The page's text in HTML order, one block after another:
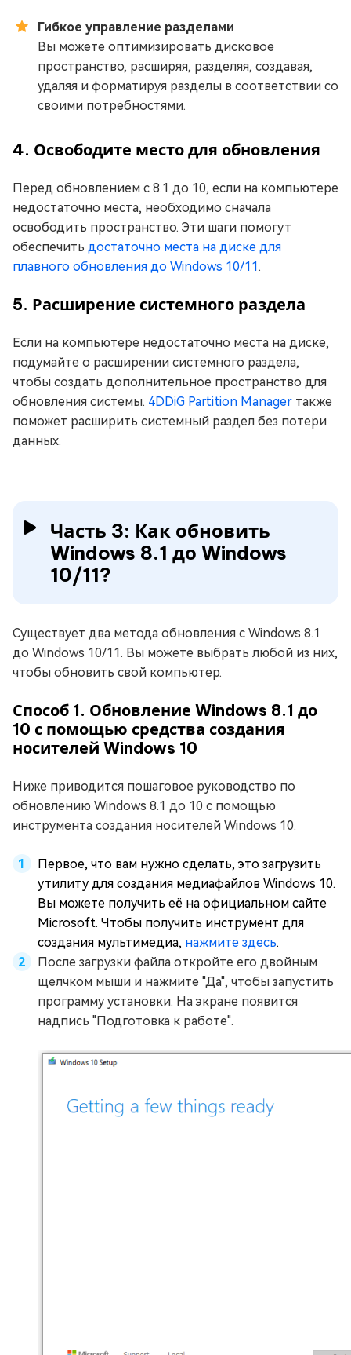
Гибкое управление разделами
Вы можете оптимизировать дисковое
пространство, расширяя, разделяя, создавая,
удаляя и форматируя разделы в соответствии со
своими потребностями.
4. Освободите место для обновления
Перед обновлением с 8.1 до 10, если на компьютере
недостаточно места, необходимо сначала
освободить пространство. Эти шаги помогут
обеспечить достаточно места на диске для
плавного обновления до Windows 10/11 .
5. Расширение системного раздела
Если на компьютере недостаточно места на диске,
подумайте о расширении системного раздела,
чтобы создать дополнительное пространство для
обновления системы. 4DDiG Partition Manager также
поможет расширить системный раздел без потери
данных.
Часть 3: Как обновить
Windows 8.1 до Windows
10/11?
Существует два метода обновления с Windows 8.1
до Windows 10/11. Вы можете выбрать любой из них,
чтобы обновить свой компьютер.
Способ 1. Обновление Windows 8.1 до
10 с помощью средства создания
носителей Windows 10
Ниже приводится пошаговое руководство по
обновлению Windows 8.1 до 10 с помощью
инструмента создания носителей Windows 10.
Первое, что вам нужно сделать, это загрузить
утилиту для создания медиафайлов Windows 10.
Вы можете получить её на официальном сайте
Microsoft. Чтобы получить инструмент для
создания мультимедиа, нажмите здесь.
После загрузки файла откройте его двойным
щелчком мыши и нажмите "Да", чтобы запустить
программу установки. На экране появится
надпись "Подготовка к работе".